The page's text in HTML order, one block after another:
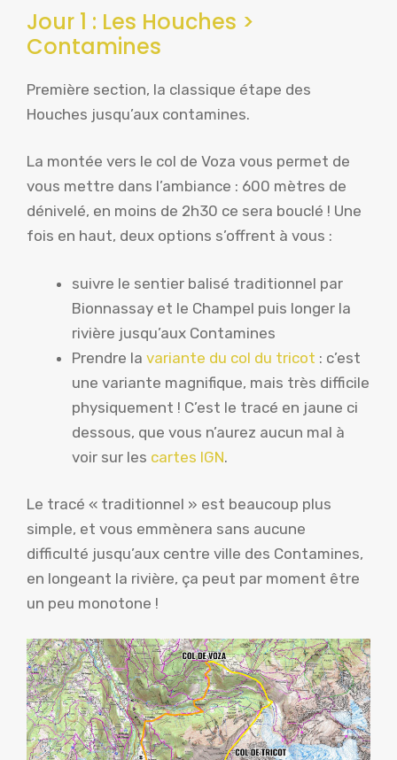
Jour 1 : Les Houches >
Contamines
Première section, la classique étape des
Houches jusqu’aux contamines.
La montée vers le col de Voza vous permet de
vous mettre dans l’ambiance : 600 mètres de
dénivelé, en moins de 2h30 ce sera bouclé ! Une
fois en haut, deux options s’offrent à vous :
suivre le sentier balisé traditionnel par
Bionnassay et le Champel puis longer la
rivière jusqu’aux Contamines
Prendre la variante du col du tricot : c’est
une variante magnifique, mais très difficile
physiquement ! C’est le tracé en jaune ci
dessous, que vous n’aurez aucun mal à
voir sur les cartes IGN.
Le tracé « traditionnel » est beaucoup plus
simple, et vous emmènera sans aucune
difficulté jusqu’aux centre ville des Contamines,
en longeant la rivière, ça peut par moment être
un peu monotone !